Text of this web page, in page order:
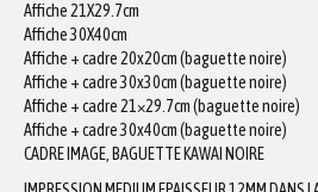
Affiche 21X29.7cm
Affiche 30X40cm
Affiche + cadre 20x20cm (baguette noire)
Affiche + cadre 30x30cm (baguette noire)
Affiche + cadre 21×29.7cm (baguette noire)
Affiche + cadre 30x40cm (baguette noire)
CADRE IMAGE, BAGUETTE KAWAI NOIRE